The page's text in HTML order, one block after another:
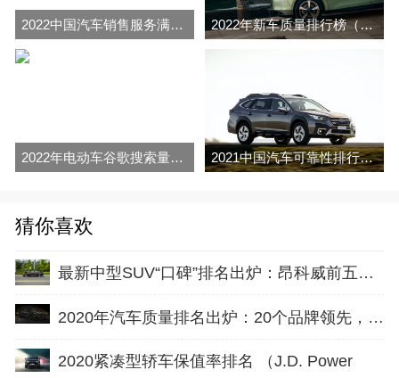
2022中国汽车销售服务满意度排行榜(J.D.Power 2022年新车质量排行榜（J.D.Power
2022年电动车谷歌搜索量排行榜（partcatalog 2021中国汽车可靠性排行榜（J. D. Power）
猜你喜欢
最新中型SUV“口碑”排名出炉：昂科威前五，瑞虎8途观L上榜
2020年汽车质量排名出炉：20个品牌领先，丰田力压本田大众
2020紧凑型轿车保值率排名 （J.D. Power